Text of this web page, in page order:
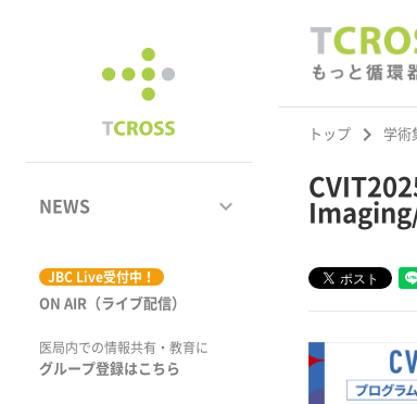
NEWS keyboard_arrow_down
ジャーナル
動画コンテンツ
JBC Live受付中！
ON AIR（ライブ配信）
医局内での情報共有・教育に
グループ登録はこちら
トップ keyboard_arrow_right 学術